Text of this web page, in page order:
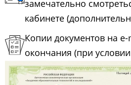
замечательно
кабинете
Копии документов на
окончания (при